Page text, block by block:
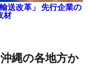
送改革」 先行企業の
材